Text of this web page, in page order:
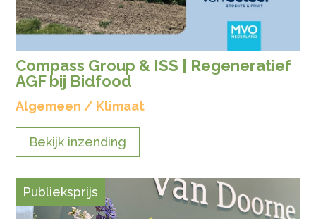
Compass Group & ISS | Regeneratief
AGF bij Bidfood
Algemeen / Klimaat
Bekijk inzending
Publieksprijs